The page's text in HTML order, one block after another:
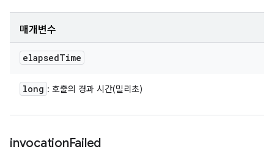
매개변수
elapsedTime
long : 호출의 경과 시간(밀리초)
invocationFailed